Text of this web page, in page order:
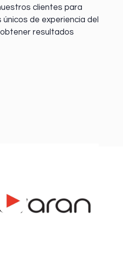
clientes para
de experiencia del
resultados